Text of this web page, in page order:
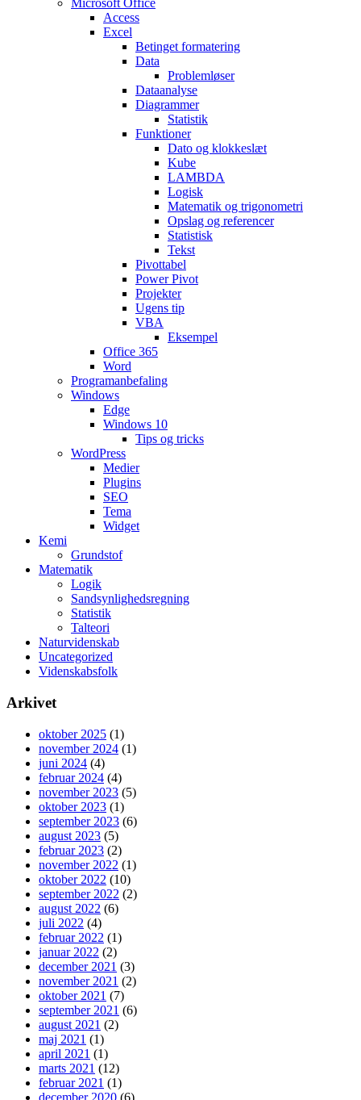
Microsoft Office
Access
Excel
Betinget formatering
Data
Problemløser
Dataanalyse
Diagrammer
Statistik
Funktioner
Dato og klokkeslæt
Kube
LAMBDA
Logisk
Matematik og trigonometri
Opslag og referencer
Statistisk
Tekst
Pivottabel
Power Pivot
Projekter
Ugens tip
VBA
Eksempel
Office 365
Word
Programanbefaling
Windows
Edge
Windows 10
Tips og tricks
WordPress
Medier
Plugins
SEO
Tema
Widget
Kemi
Grundstof
Matematik
Logik
Sandsynlighedsregning
Statistik
Talteori
Naturvidenskab
Uncategorized
Videnskabsfolk
Arkivet
oktober 2025 (1)
november 2024 (1)
juni 2024 (4)
februar 2024 (4)
november 2023 (5)
oktober 2023 (1)
september 2023 (6)
august 2023 (5)
februar 2023 (2)
november 2022 (1)
oktober 2022 (10)
september 2022 (2)
august 2022 (6)
juli 2022 (4)
februar 2022 (1)
januar 2022 (2)
december 2021 (3)
november 2021 (2)
oktober 2021 (7)
september 2021 (6)
august 2021 (2)
maj 2021 (1)
april 2021 (1)
marts 2021 (12)
februar 2021 (1)
december 2020 (6)